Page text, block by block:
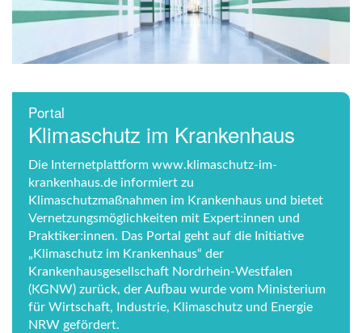
Portal
Klimaschutz im Krankenhaus
Die Internetplattform www.klimaschutz-im-
krankenhaus.de informiert zu
Klimaschutzmaßnahmen im Krankenhaus und bietet
Vernetzungsmöglichkeiten mit Expert:innen und
Praktiker:innen. Das Portal geht auf die Initiative
„Klimaschutz im Krankenhaus“ der
Krankenhausgesellschaft Nordrhein-Westfalen
(KGNW) zurück, der Aufbau wurde vom Ministerium
für Wirtschaft, Industrie, Klimaschutz und Energie
NRW gefördert.